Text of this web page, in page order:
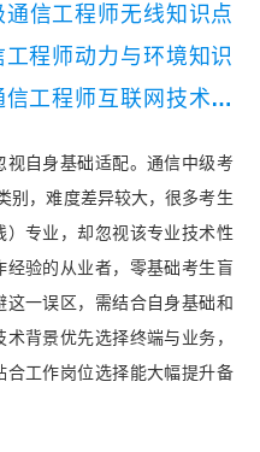
通信工程师无线知识点
工程师动力与环境知识
信工程师互联网技术知
程师终端与业务知识
自身基础适配。通信中级考
别，难度差异较大，很多考生
专业，却忽视该专业技术性
验的从业者，零基础考生盲
这一误区，需结合自身基础和
背景优先选择终端与业务，
工作岗位选择能大幅提升备